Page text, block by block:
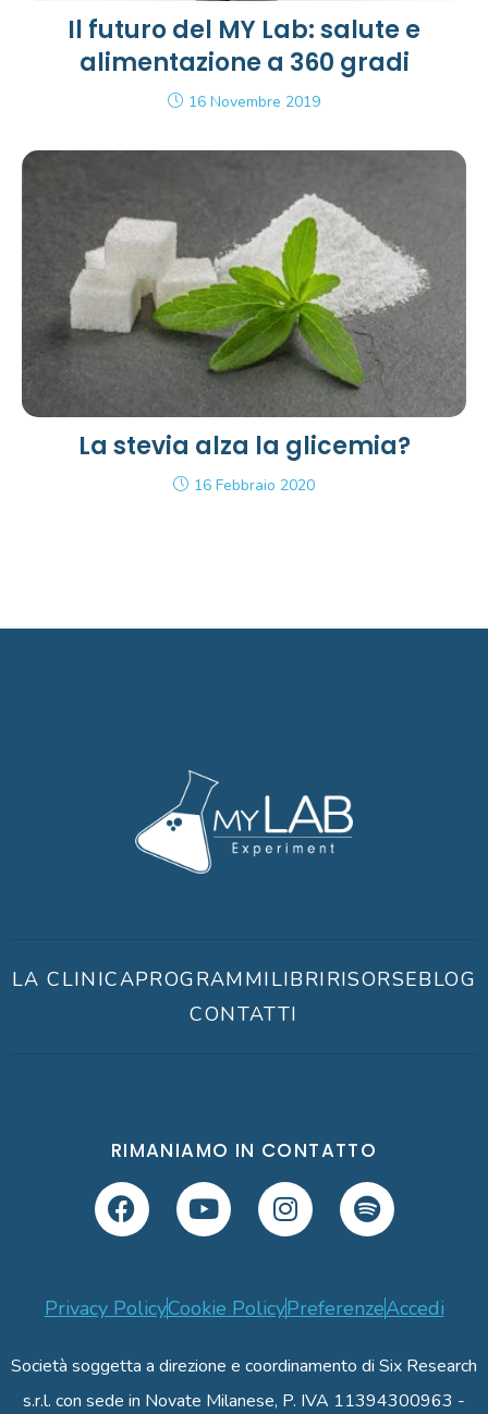
Il futuro del MY Lab: salute e
alimentazione a 360 gradi
16 Novembre 2019
La stevia alza la glicemia?
16 Febbraio 2020
LA CLINICAPROGRAMMILIBRIRISORSEBLOG
CONTATTI
RIMANIAMO IN CONTATTO
Privacy PolicyCookie PolicyPreferenzeAccedi
Società soggetta a direzione e coordinamento di Six Research
s.r.l. con sede in Novate Milanese, P. IVA 11394300963 -